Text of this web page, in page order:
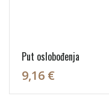
Put oslobođenja
9,16 €